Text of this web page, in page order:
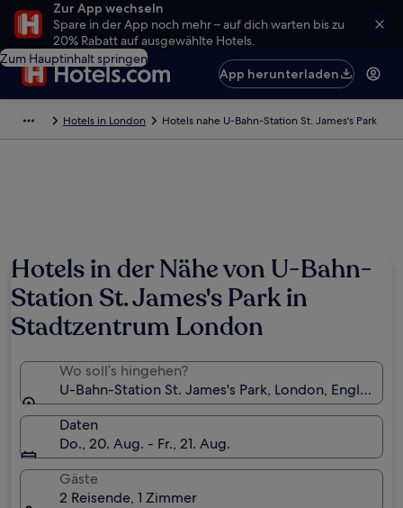
Zur App wechseln
Spare in der App noch mehr – auf dich warten bis zu
20% Rabatt auf ausgewählte Hotels.
Zum Hauptinhalt springen
App herunterladen
Hotels in London Hotels nahe U-Bahn-Station St. James's Park
Hotels in der Nähe von U-Bahn-
Station St. James's Park in
Stadtzentrum London
Wo soll’s hingehen?
U-Bahn-Station St. James's Park, London, England,
Daten
Do., 20. Aug. - Fr., 21. Aug.
Gäste
2 Reisende, 1 Zimmer